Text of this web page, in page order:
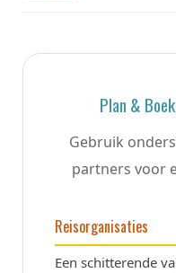
Plan &
Gebruik
partners voor
Reisorganisaties
Een schitterende